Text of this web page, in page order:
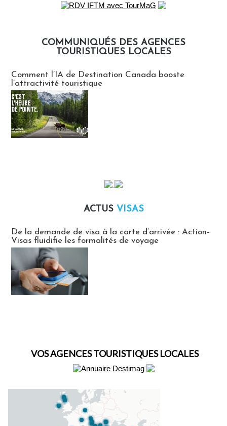
COMMUNIQUÉS DES AGENCES
TOURISTIQUES LOCALES
Comment l’IA de Destination Canada booste
l’attractivité touristique
ACTUS VISAS
De la demande de visa à la carte d’arrivée : Action-
Visas fluidifie les formalités de voyage
VOS AGENCES TOURISTIQUES LOCALES